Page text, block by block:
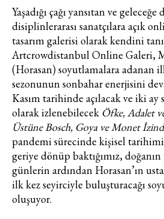
üzerinden sunulan ürün
hizmetlere ilişkin reklam,
pazarlama ve kutlama/
amaçlı her türlü e-
elektronik ileti
yoluyla tarafıma
ve bu kapsamda/
soyad ve e-posta adresi
işlenmesine açık rıza
KAYDET
Yaşadığı çağı yansıtan ve
disiplinlerarası sanatçılara açık
tasarım galerisi olarak kendini
Artcrowdistanbul Online Galeri,
(Horasan) soyutlamalara adanan
sezonunun sonbahar enerjisini
Kasım tarihinde açılacak ve iki
olarak izlenebilecek Öfke, Adalet
ÜstüneBosch, Goya ve Monet
pandemi sürecinde kişisel
geriye dönüp baktığımız,
günlerin ardından Horasan’ın
ilk kez seyirciyle buluşturacağı
oluşuyor.